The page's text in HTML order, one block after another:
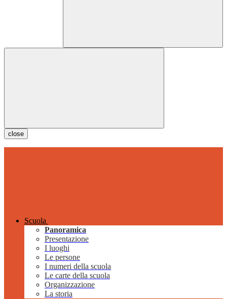
close
Scuola
Panoramica
Presentazione
I luoghi
Le persone
I numeri della scuola
Le carte della scuola
Organizzazione
La storia